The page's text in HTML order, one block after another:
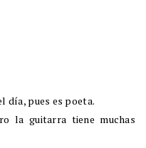
día, pues es poeta.
la guitarra tiene muchas